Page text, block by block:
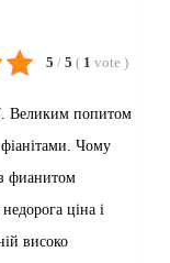
5 / 5 ( 1 vote )
Великим попитом
фіанітами. Чому
фианитом
ціна і
високо